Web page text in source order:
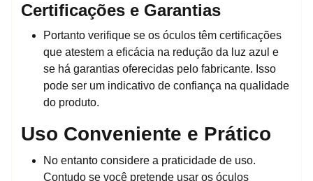
Certificações e Garantias
Portanto verifique se os óculos têm certificações
que atestem a eficácia na redução da luz azul e
se há garantias oferecidas pelo fabricante. Isso
pode ser um indicativo de confiança na qualidade
do produto.
Uso Conveniente e Prático
No entanto considere a praticidade de uso.
Contudo se você pretende usar os óculos